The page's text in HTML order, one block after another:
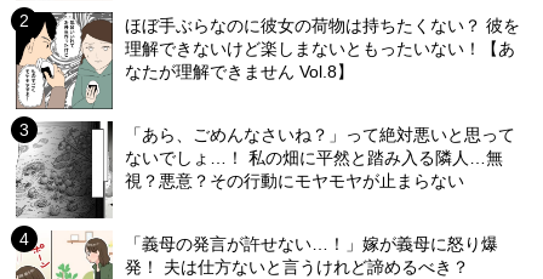
ほぼ手ぶらなのに彼女の荷物は持ちたくない？ 彼を
理解できないけど楽しまないともったいない！【あ
なたが理解できません Vol.8】
「あら、ごめんなさいね？」って絶対悪いと思って
ないでしょ…！ 私の畑に平然と踏み入る隣人…無
視？悪意？その行動にモヤモヤが止まらない
「義母の発言が許せない…！」嫁が義母に怒り爆
発！ 夫は仕方ないと言うけれど諦めるべき？